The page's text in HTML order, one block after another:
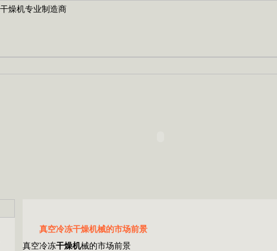
真空冷冻干燥机械的市场前景
真空冷冻干燥机械的市场前景